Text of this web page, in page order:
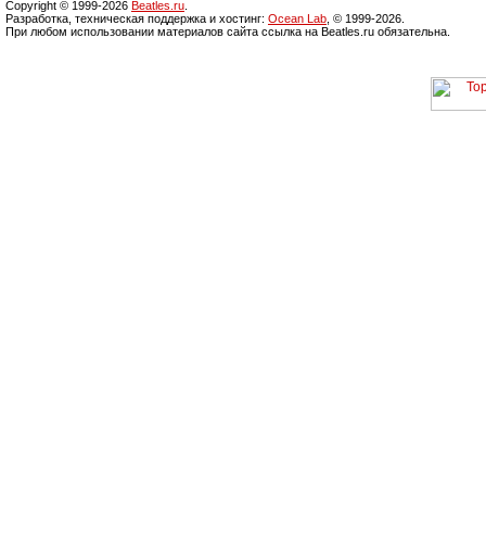
Copyright © 1999-2026 Beatles.ru
Разработка, техническая поддержка и хостинг: Ocean Lab , © 1999-2026.
При любом использовании материалов сайта ссылка на Beatles.ru обязательна.